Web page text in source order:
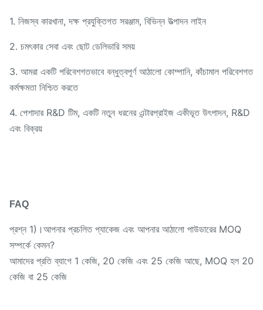
1. নিজস্ব কারখানা, দক্ষ প্রযুক্তিগত সরঞ্জাম, বিভিন্ন উত্পাদন লাইন
2. চমৎকার সেবা এবং ছোট ডেলিভারি সময়
3. আমরা একটি পরিবেশগতভাবে বন্ধুত্বপূর্ণ আঠালো কোম্পানি, কাঁচামাল পরিবেশগত
কর্মক্ষমতা নিশ্চিত করতে
4. পেশাদার R&D টিম, একটি নতুন ধরনের এন্টারপ্রাইজ একীভূত উৎপাদন, R&D
এবং বিক্রয়
FAQ
প্রশ্ন 1)।আপনার প্রচলিত প্যাকেজ এবং আপনার আঠালো পাউডারের MOQ
সম্পর্কে কেমন?
আমাদের প্রতি ব্যাগে 1 কেজি, 20 কেজি এবং 25 কেজি আছে, MOQ হল 20
কেজি বা 25 কেজি